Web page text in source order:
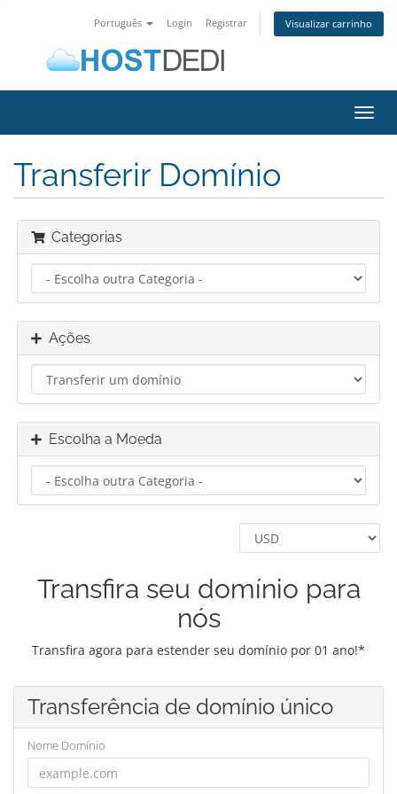
Português Login Registrar Visualizar carrinho
Transferir Domínio
Categorias
Ações
Escolha a Moeda
Transfira seu domínio para
nós
Transfira agora para estender seu domínio por 01 ano!*
Transferência de domínio único
Nome Domínio